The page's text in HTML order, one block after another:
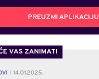
PREUZMI APLIKACIJU
VAS ZANIMATI
14.01.2025.